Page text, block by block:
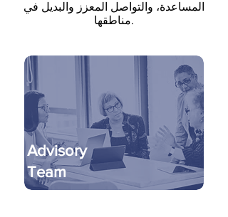
المساعدة، والتواصل المعزز والبديل في
مناطقها.
Advisory
Team